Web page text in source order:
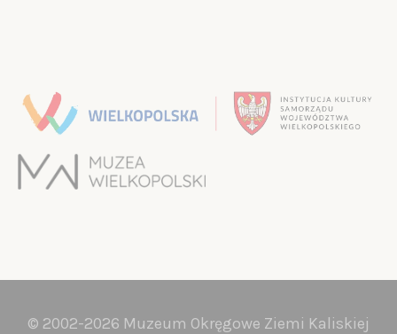
© 2002-2026 Muzeum Okręgowe Ziemi Kaliskiej